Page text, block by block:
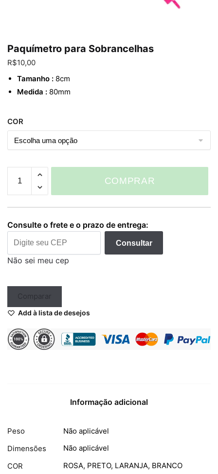
Paquímetro para Sobrancelhas
R$10,00
Tamanho : 8cm
Medida : 80mm
COR
Paquímetro
para
Sobrancelhas
quantidade
COMPRAR
Consulte o frete e o prazo de entrega:
Consultar
Não sei meu cep
Comparar
Add à lista de desejos
Informação adicional
Peso
Não aplicável
Dimensões
Não aplicável
COR
ROSA, PRETO, LARANJA, BRANCO